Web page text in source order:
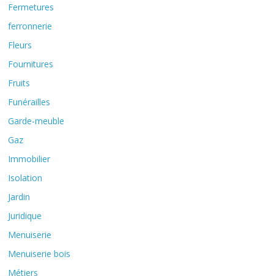
Fermetures
ferronnerie
Fleurs
Fournitures
Fruits
Funérailles
Garde-meuble
Gaz
Immobilier
Isolation
Jardin
Juridique
Menuiserie
Menuiserie bois
Métiers